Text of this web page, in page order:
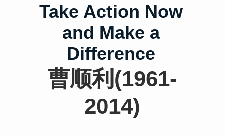
Take Action Now
and Make a
Difference
曹顺利(1961-
2014)